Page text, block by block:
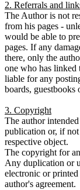
2. Referrals and
The Author is not
from his pages -
would be able to
pages. If any
there, only the
one who has linked
liable for any
boards, guestbooks
3. Copyright
The author
publication or, if
respective object.
The copyright for
Any duplication or
electronic or
author's agreement.